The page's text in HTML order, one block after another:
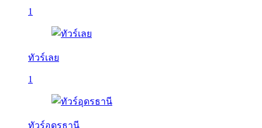
1
ทัวร์เลย
1
ทัวร์อุดรธานี